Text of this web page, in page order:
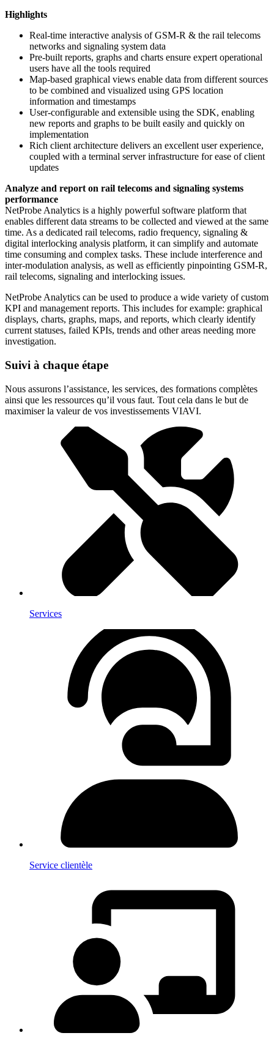
Highlights
Real-time interactive analysis of GSM-R & the rail telecoms
networks and signaling system data
Pre-built reports, graphs and charts ensure expert operational
users have all the tools required
Map-based graphical views enable data from different sources
to be combined and visualized using GPS location
information and timestamps
User-configurable and extensible using the SDK, enabling
new reports and graphs to be built easily and quickly on
implementation
Rich client architecture delivers an excellent user experience,
coupled with a terminal server infrastructure for ease of client
updates
Analyze and report on rail telecoms and signaling systems
performance
NetProbe Analytics is a highly powerful software platform that
enables different data streams to be collected and viewed at the same
time. As a dedicated rail telecoms, radio frequency, signaling &
digital interlocking analysis platform, it can simplify and automate
time consuming and complex tasks. These include interference and
inter-modulation analysis, as well as efficiently pinpointing GSM-R,
rail telecoms, signaling and interlocking issues.
NetProbe Analytics can be used to produce a wide variety of custom
KPI and management reports. This includes for example: graphical
displays, charts, graphs, maps, and reports, which clearly identify
current statuses, failed KPIs, trends and other areas needing more
investigation.
Suivi à chaque étape
Nous assurons l’assistance, les services, des formations complètes
ainsi que les ressources qu’il vous faut. Tout cela dans le but de
maximiser la valeur de vos investissements VIAVI.
Services
Service clientèle